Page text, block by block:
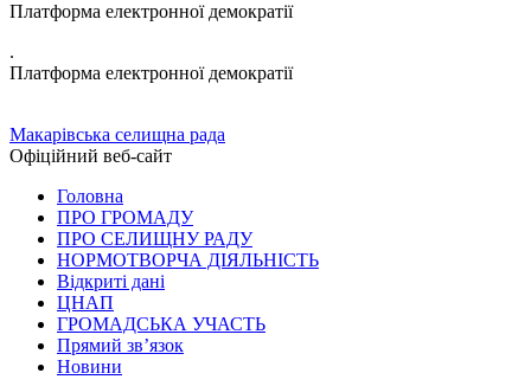
Платформа електронної демократії
.
Платформа електронної демократії
Макарівська селищна рада
Офіційний веб-сайт
Головна
ПРО ГРОМАДУ
ПРО СЕЛИЩНУ РАДУ
НОРМОТВОРЧА ДІЯЛЬНІСТЬ
Відкриті дані
ЦНАП
ГРОМАДСЬКА УЧАСТЬ
Прямий зв’язок
Новини